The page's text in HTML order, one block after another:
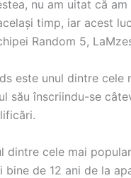
nu am uitat că
timp, iar acest
Random 5,
este unul dintre cele
său înscriindu-se
dintre cele mai
bine de 12 ani de la